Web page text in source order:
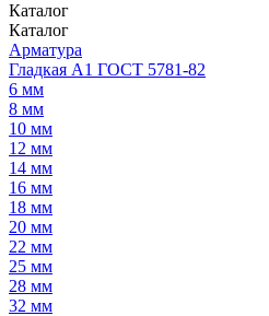
Каталог
Каталог
Арматура
Гладкая А1 ГОСТ 5781-82
6 мм
8 мм
10 мм
12 мм
14 мм
16 мм
18 мм
20 мм
22 мм
25 мм
28 мм
32 мм